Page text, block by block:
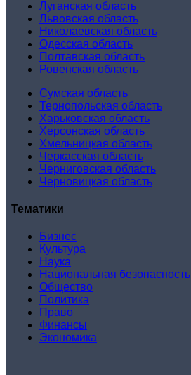
Луганская область
Львовская область
Николаевская область
Одесская область
Полтавская область
Ровенская область
Сумская область
Тернопольская область
Харьковская область
Херсонская область
Хмельницкая область
Черкасская область
Черниговская область
Черновицкая область
Тематики
Бизнес
Культура
Наука
Национальная безопасность
Общество
Политика
Право
Финансы
Экономика